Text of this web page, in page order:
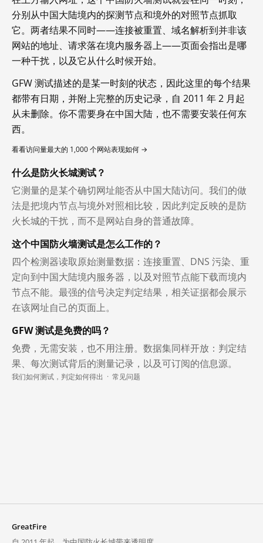
分别从中国大陆境内的探测节点和境外的对照节点抓取
它。两者结果不同时——连接被重置、域名解析到并非该
网站的地址、请求落在境内服务器上——页面会指出是哪
一种干扰，以及它从什么时候开始。
GFW 测试描述的是某一时刻的状态，因此这里的每个结果
都带有日期，并附上完整的历史记录，自 2011 年 2 月起
从未删除。你不需要身在中国大陆，也不需要安装任何东
西。
看看访问量最大的 1,000 个网站表现如何 →
什么是防火长城测试？
它测量的是某个确切网址能否从中国大陆访问。我们的做
法是把境内节点与境外对照相比较，因此判定反映的是防
火长城的干扰，而不是网站自身的普通故障。
这个中国防火墙测试是怎么工作的？
四个检测器读取原始测量数据：连接重置、DNS 污染、重
定向到中国大陆境内服务器，以及对照节点能下载而境内
节点不能。最强的信号决定判定结果，相关证据都会展示
在该网址自己的页面上。
GFW 测试是免费的吗？
免费，无需安装，也不用注册。数据集同样开放：判定结
果、每次测试背后的测量记录，以及可订阅的信息源。
我们如何测试，判定如何得出 · 常见问题
GreatFire